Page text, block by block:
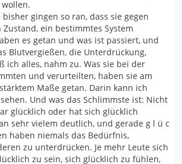
gingen so ran, dass sie gegen
ein bestimmtes System
es getan und was ist passiert, und
Blutvergießen, die Unterdrückung,
ich alles, nahm zu. Was sie bei der
und verurteilten, haben sie am
Maße getan. Darin kann ich
Und was das Schlimmste ist: Nicht
glücklich oder hat sich glücklich
sehr vielem deutlich, und gerade g l ü c
haben niemals das Bedürfnis,
zu unterdrücken. Je mehr Leute sich
zu sein, sich glücklich zu fühlen,